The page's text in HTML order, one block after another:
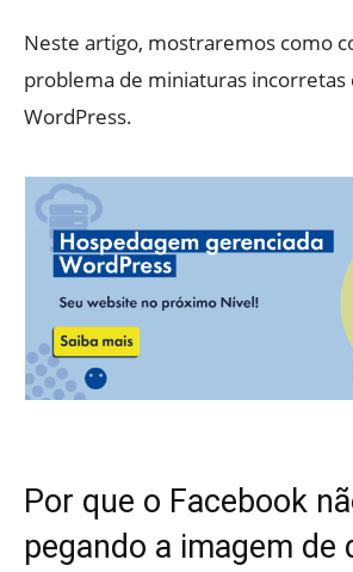
Neste artigo, mostraremos como
problema de miniaturas incorretas
WordPress.
Por que o Facebook
pegando a imagem de